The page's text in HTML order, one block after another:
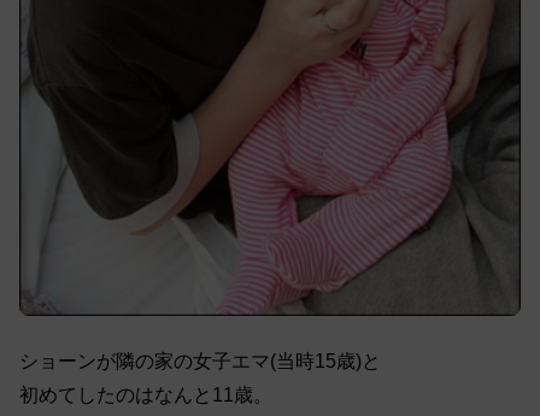
ショーンが隣の家の女子エマ(当時15歳)と
初めてしたのはなんと11歳。